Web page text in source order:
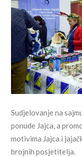
Sudjelovanje na
ponude Jajca, a
motivima Jajca i
brojnih posjetitelja.